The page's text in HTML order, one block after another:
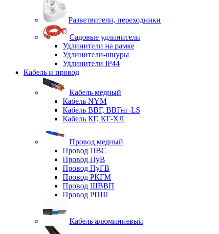
Разветвители, переходники
Садовые удлинители
Удлинители на рамке
Удлинители-шнуры
Удлинители IP44
Кабель и провод
Кабель медный
Кабель NYM
Кабель ВВГ, ВВГнг-LS
Кабель КГ, КГ-ХЛ
Провод медный
Провод ПВС
Провод ПуВ
Провод ПуГВ
Провод РКГМ
Провод ШВВП
Провод РПШ
Кабель алюминиевый